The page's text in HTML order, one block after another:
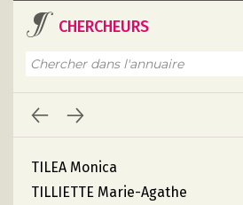
CHERCHEURS
TILEA Monica
TILLIETTE Marie-Agathe